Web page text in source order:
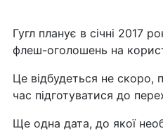
Гугл планує в січні 2017
флеш-оголошень на
Це відбудеться не скоро,
час підготуватися до
Ще одна дата, до якої